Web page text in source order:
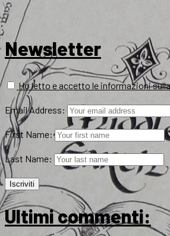
Newsletter
Ho letto e accetto le informazioni
Email Address:
First Name:
Last Name:
Ultimi commenti: